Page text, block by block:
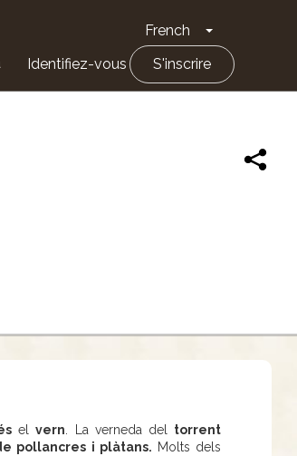
French Toggle
Identifiez-vous S'inscrire
elvern . La verneda del torrent
pollancres i plàtans. Molts dels